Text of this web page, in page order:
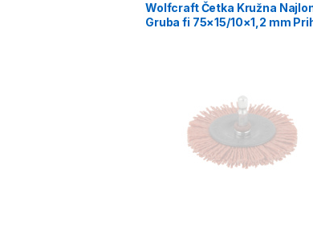
Wolfcraft Četka Kružna
Gruba fi 75×15/10×1,2 mm